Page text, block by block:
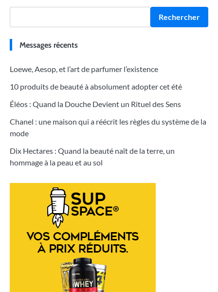
Rechercher
Messages récents
Loewe, Aesop, et l’art de parfumer l’existence
10 produits de beauté à absolument adopter cet été
Éléos : Quand la Douche Devient un Rituel des Sens
Chanel : une maison qui a réécrit les règles du système de la
mode
Dix Hectares : Quand la beauté naît de la terre, un
hommage à la peau et au sol